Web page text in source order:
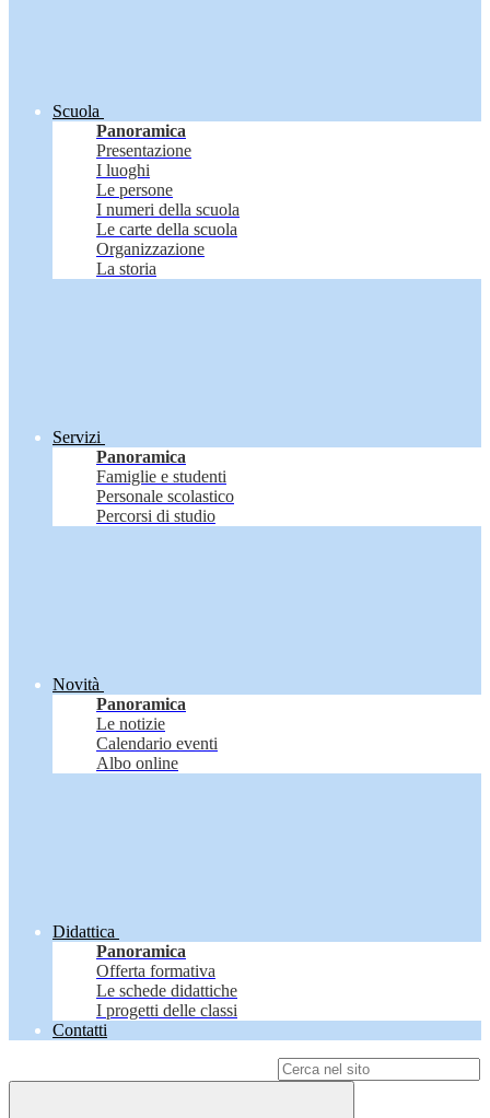
Scuola
Panoramica
Presentazione
I luoghi
Le persone
I numeri della scuola
Le carte della scuola
Organizzazione
La storia
Servizi
Panoramica
Famiglie e studenti
Personale scolastico
Percorsi di studio
Novità
Panoramica
Le notizie
Calendario eventi
Albo online
Didattica
Panoramica
Offerta formativa
Le schede didattiche
I progetti delle classi
Contatti